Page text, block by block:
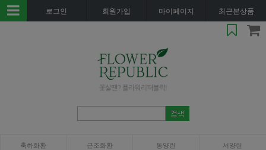
로그인 회원가입 마이페이지 최근본상품
축하화환 근조화환 동양란 서양란